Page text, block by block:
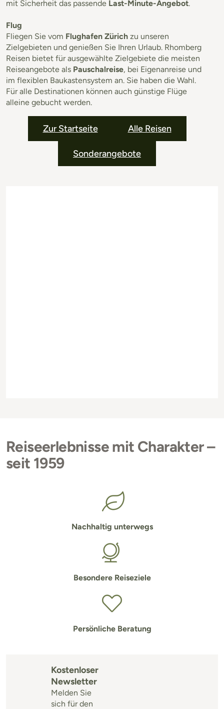
mit Sicherheit das passende Last-Minute-Angebot.
Flug
Fliegen Sie vom Flughafen Zürich zu unseren
Zielgebieten und genießen Sie Ihren Urlaub. Rhomberg
Reisen bietet für ausgewählte Zielgebiete die meisten
Reiseangebote als Pauschalreise, bei Eigenanreise und
im flexiblen Baukastensystem an. Sie haben die Wahl.
Für alle Destinationen können auch günstige Flüge
alleine gebucht werden.
Zur Startseite Alle Reisen
Sonderangebote
Reiseerlebnisse mit Charakter –
seit 1959
Nachhaltig unterwegs
Besondere Reiseziele
Persönliche Beratung
Kostenloser
Newsletter
Melden Sie
sich für den